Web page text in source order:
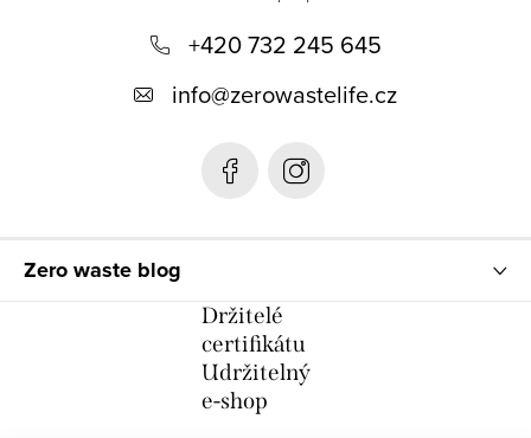
+420 732 245 645
info@zerowastelife.cz
Zero waste blog
Držitelé
certifikátu
Udržitelný
e-shop